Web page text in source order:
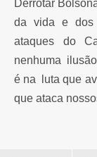
Derrotar
da vida e dos
ataques do
nenhuma
é na luta que
que ataca